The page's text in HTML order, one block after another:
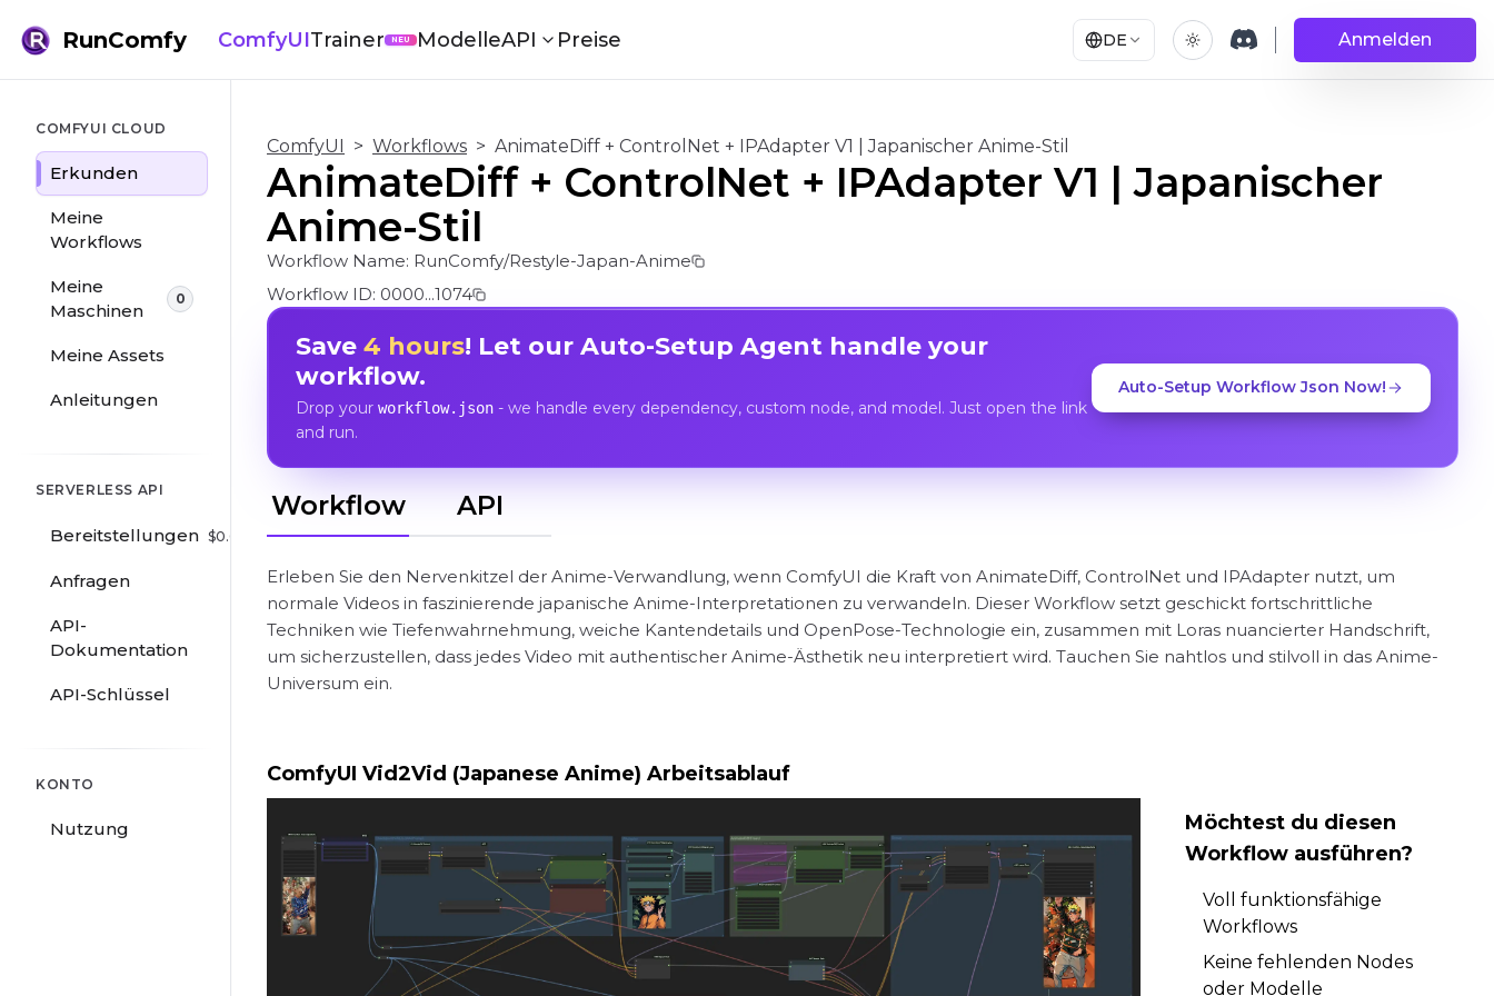
RunComfy ComfyUITrainer NEU ModelleAPI Preise DE Anmelden
COMFYUI CLOUD
Erkunden
Meine
Workflows
Meine
Maschinen
0
Meine Assets
Anleitungen
SERVERLESS API
Bereitstellungen $0.00 /hr
Anfragen
API-
Dokumentation
API-Schlüssel
KONTO
Nutzung
ComfyUI > Workflows > AnimateDiff + ControlNet + IPAdapter V1 | Japanischer Anime-Stil
AnimateDiff + ControlNet + IPAdapter V1 | Japanischer
Anime-Stil
Workflow Name: RunComfy/Restyle-Japan-Anime
Workflow ID: 0000...1074
Save 4 hours! Let our Auto-Setup Agent handle your
workflow.
Drop your workflow.json- we handle every dependency, custom node, and model. Just open the link
and run.
Auto-Setup Workflow Json Now!
Workflow API
Erleben Sie den Nervenkitzel der Anime-Verwandlung, wenn ComfyUI die Kraft von AnimateDiff, ControlNet und IPAdapter nutzt, um
normale Videos in faszinierende japanische Anime-Interpretationen zu verwandeln. Dieser Workflow setzt geschickt fortschrittliche
Techniken wie Tiefenwahrnehmung, weiche Kantendetails und OpenPose-Technologie ein, zusammen mit Loras nuancierter Handschrift,
um sicherzustellen, dass jedes Video mit authentischer Anime-Ästhetik neu interpretiert wird. Tauchen Sie nahtlos und stilvoll in das Anime-
Universum ein.
ComfyUI Vid2Vid (Japanese Anime) Arbeitsablauf
Möchtest du diesen
Workflow ausführen?
Voll funktionsfähige
Workflows
Keine fehlenden Nodes
oder Modelle